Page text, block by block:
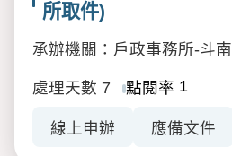
所取件)
承辦機關：戶政事務所-斗
處理天數 7 點閱率 1
線上申辦 應備文件